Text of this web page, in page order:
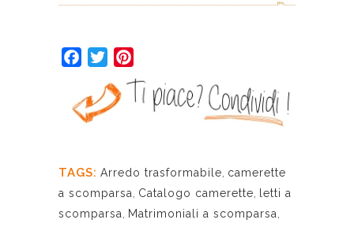
Facebook
Twitter
TAGS: Arredo trasformabile, camerette
a scomparsa, Catalogo camerette, letti a
scomparsa, Matrimoniali a scomparsa,